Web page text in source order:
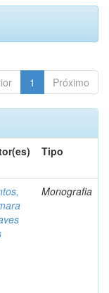
1 Próximo
Tipo
Monografia